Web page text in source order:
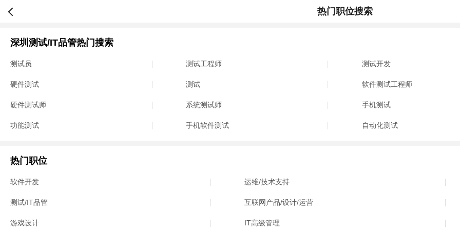
热门职位搜索
深圳测试/IT品管热门搜索
测试员 测试工程师 测试开发
硬件测试 测试 软件测试工程师
硬件测试师 系统测试师 手机测试
功能测试 手机软件测试 自动化测试
热门职位
软件开发 运维/技术支持
测试/IT品管 互联网产品/设计/运营
游戏设计 IT高级管理